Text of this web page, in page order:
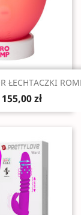
podgląd
ŁECHTACZKI
155,00 zł